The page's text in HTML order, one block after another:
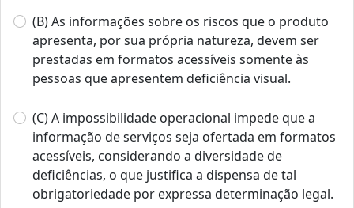
(B) As informações sobre os riscos que o produto
apresenta, por sua própria natureza, devem ser
prestadas em formatos acessíveis somente às
pessoas que apresentem deficiência visual.
(C) A impossibilidade operacional impede que a
informação de serviços seja ofertada em formatos
acessíveis, considerando a diversidade de
deficiências, o que justifica a dispensa de tal
obrigatoriedade por expressa determinação legal.